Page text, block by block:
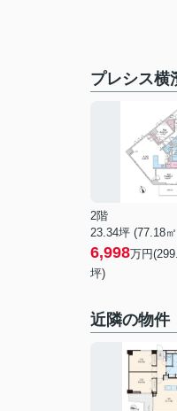
プレシス横
2階
23.34坪 (77.18
6,998万円
坪)
近隣の物件